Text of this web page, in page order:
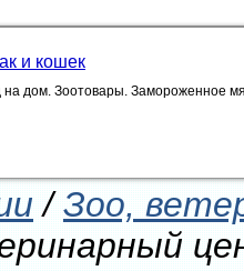
и кошек
дом. Зоотовары. Замороженное
/Зоо,